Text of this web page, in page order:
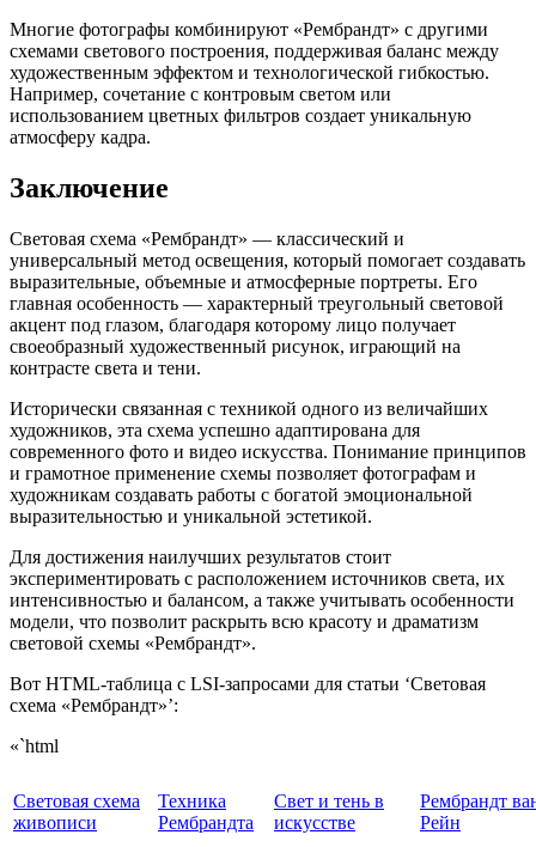
Многие фотографы комбинируют «Рембрандт» с другими
схемами светового построения, поддерживая баланс между
художественным эффектом и технологической гибкостью.
Например, сочетание с контровым светом или
использованием цветных фильтров создает уникальную
атмосферу кадра.
Заключение
Световая схема «Рембрандт» — классический и
универсальный метод освещения, который помогает создавать
выразительные, объемные и атмосферные портреты. Его
главная особенность — характерный треугольный световой
акцент под глазом, благодаря которому лицо получает
своеобразный художественный рисунок, играющий на
контрасте света и тени.
Исторически связанная с техникой одного из величайших
художников, эта схема успешно адаптирована для
современного фото и видео искусства. Понимание принципов
и грамотное применение схемы позволяет фотографам и
художникам создавать работы с богатой эмоциональной
выразительностью и уникальной эстетикой.
Для достижения наилучших результатов стоит
экспериментировать с расположением источников света, их
интенсивностью и балансом, а также учитывать особенности
модели, что позволит раскрыть всю красоту и драматизм
световой схемы «Рембрандт».
Вот HTML-таблица с LSI-запросами для статьи ‘Световая
схема «Рембрандт»’:
«`html
Световая схема
живописи
Техника
Рембрандта
Свет и тень в
искусстве
Рембрандт
Рейн